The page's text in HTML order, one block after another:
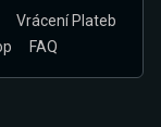
Vrácení Plateb
FAQ